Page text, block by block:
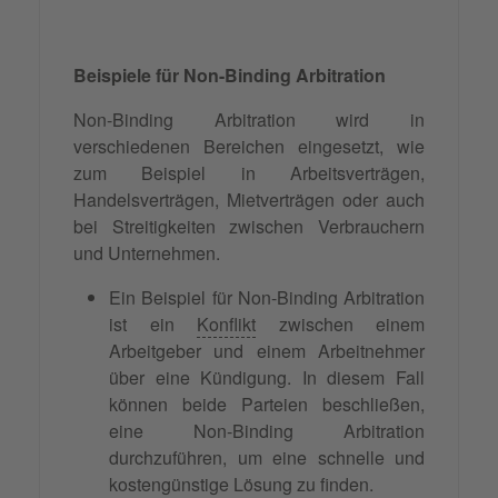
Beispiele für Non-Binding Arbitration
Non-Binding Arbitration wird in
verschiedenen Bereichen eingesetzt, wie
zum Beispiel in Arbeitsverträgen,
Handelsverträgen, Mietverträgen oder auch
bei Streitigkeiten zwischen Verbrauchern
und Unternehmen.
Ein Beispiel für Non-Binding Arbitration
ist ein Konflikt zwischen einem
Arbeitgeber und einem Arbeitnehmer
über eine Kündigung. In diesem Fall
können beide Parteien beschließen,
eine Non-Binding Arbitration
durchzuführen, um eine schnelle und
kostengünstige Lösung zu finden.